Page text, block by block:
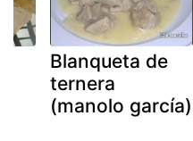
Blanqueta de
ternera
(manolo garcía)